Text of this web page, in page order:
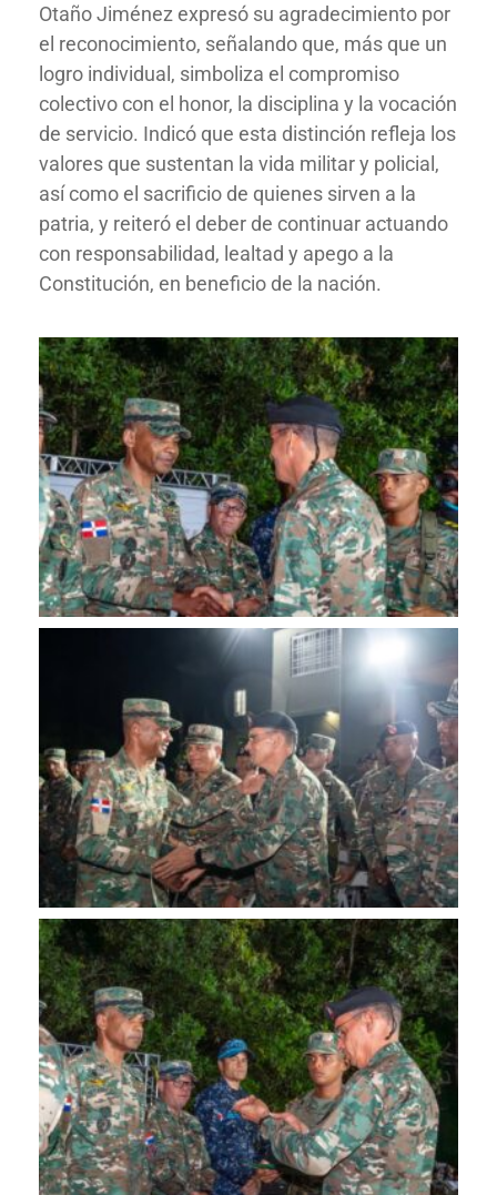
Otaño Jiménez expresó su agradecimiento por
el reconocimiento, señalando que, más que un
logro individual, simboliza el compromiso
colectivo con el honor, la disciplina y la vocación
de servicio. Indicó que esta distinción refleja los
valores que sustentan la vida militar y policial,
así como el sacrificio de quienes sirven a la
patria, y reiteró el deber de continuar actuando
con responsabilidad, lealtad y apego a la
Constitución, en beneficio de la nación.